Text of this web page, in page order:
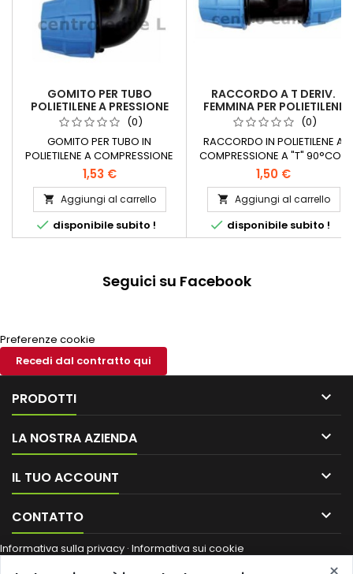
GOMITO PER TUBO
POLIETILENE A PRESSIONE
(0)
GOMITO PER TUBO IN
POLIETILENE A COMPRESSIONE
DISPONIBILI TUTTE LE MISURE
1,53 €
 Aggiungi al carrello
 disponibile subito !
RACCORDO A T DERIV.
FEMMINA PER POLIETILENE
(0)
RACCORDO IN POLIETILENE A
COMPRESSIONE A "T" 90°CON
DERIVAZIONE CENTRALE
FEMMINADISPONIBILI TUTTE LE
MISURE
1,50 €
 Aggiungi al carrello
 disponibile subito !
Seguici su Facebook
Preferenze cookie
Recedi dal contratto qui
PRODOTTI 
LA NOSTRA AZIENDA 
IL TUO ACCOUNT 
CONTATTO 
Informativa sulla privacy · Informativa sui cookie